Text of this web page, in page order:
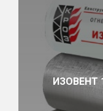
ИЗОВЕНТ